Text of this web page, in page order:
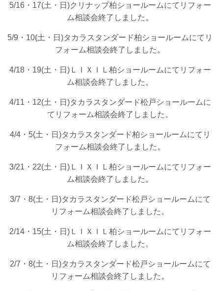
5/16・17(土・日)クリナップ柏ショールームにてリフォー
ム相談会終了しました。
5/9・10(土・日)タカラスタンダード柏ショールームにてリ
フォーム相談会終了しました。
4/18・19(土・日)ＬＩＸＩＬ柏ショールームにてリフォー
ム相談会終了しました。
4/11・12(土・日)タカラスタンダード松戸ショールームに
てリフォーム相談会終了しました。
4/4・5(土・日)タカラスタンダード柏ショールームにてリ
フォーム相談会終了しました。
3/21・22(土・日)ＬＩＸＩＬ柏ショールームにてリフォー
ム相談会終了しました。
3/7・8(土・日)タカラスタンダード松戸ショールームにて
リフォーム相談会終了しました。
2/14・15(土・日)ＬＩＸＩＬ柏ショールームにてリフォー
ム相談会終了しました。
2/7・8(土・日)タカラスタンダード松戸ショールームにて
リフォーム相談会終了しました。